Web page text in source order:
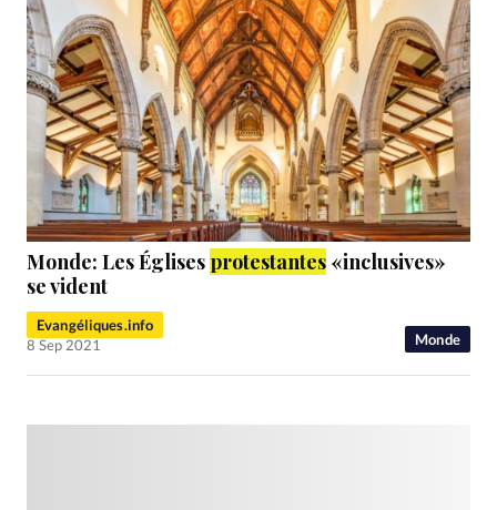
Monde
Monde: Les Églises protestantes «inclusives»
se vident
Evangéliques.info
8 Sep 2021